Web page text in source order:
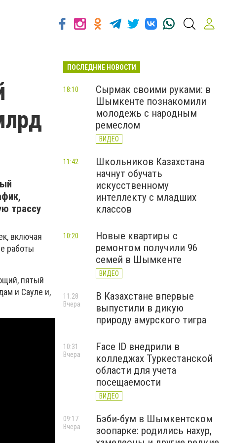
трассу
включая
работы
пятый
и Сауле и,
ПОСЛЕДНИЕ НОВОСТИ
Сырмак своими руками: в
Шымкенте познакомили
молодежь с народным
ремеслом
ВИДЕО
18:10
Школьников Казахстана
начнут обучать
искусственному
интеллекту с младших
классов
11:42
Новые квартиры с
ремонтом получили 96
семей в Шымкенте
ВИДЕО
10:20
В Казахстане впервые
выпустили в дикую
природу амурского тигра
11:28
Вчера
Face ID внедрили в
колледжах Туркестанской
области для учета
посещаемости
ВИДЕО
10:31
Вчера
Бэби-бум в Шымкентском
зоопарке: родились нахур,
09:17
Вчера